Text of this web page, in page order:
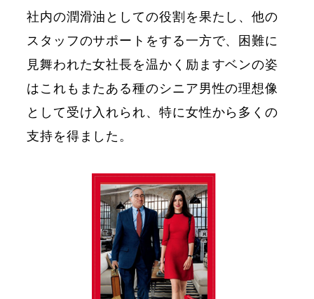
社内の潤滑油としての役割を果たし、他の
スタッフのサポートをする一方で、困難に
見舞われた女社長を温かく励ますベンの姿
はこれもまたある種のシニア男性の理想像
として受け入れられ、特に女性から多くの
支持を得ました。